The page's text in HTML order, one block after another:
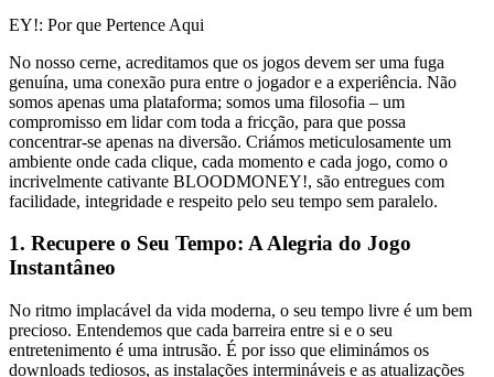
EY!: Por que Pertence Aqui
No nosso cerne, acreditamos que os jogos devem ser uma fuga
genuína, uma conexão pura entre o jogador e a experiência. Não
somos apenas uma plataforma; somos uma filosofia – um
compromisso em lidar com toda a fricção, para que possa
concentrar-se apenas na diversão. Criámos meticulosamente um
ambiente onde cada clique, cada momento e cada jogo, como o
incrivelmente cativante BLOODMONEY!, são entregues com
facilidade, integridade e respeito pelo seu tempo sem paralelo.
1. Recupere o Seu Tempo: A Alegria do Jogo
Instantâneo
No ritmo implacável da vida moderna, o seu tempo livre é um bem
precioso. Entendemos que cada barreira entre si e o seu
entretenimento é uma intrusão. É por isso que eliminámos os
downloads tediosos, as instalações intermináveis e as atualizações